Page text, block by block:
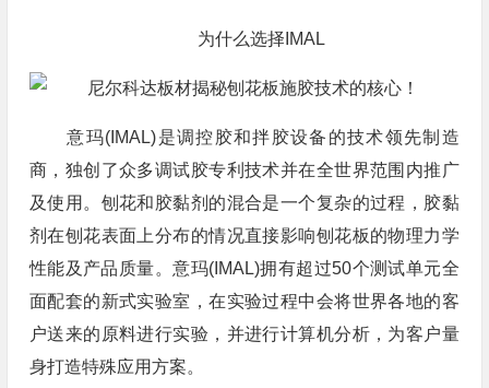
为什么选择IMAL
意玛(IMAL)是调控胶和拌胶设备的技术领先制造
商，独创了众多调试胶专利技术并在全世界范围内推广
及使用。刨花和胶黏剂的混合是一个复杂的过程，胶黏
剂在刨花表面上分布的情况直接影响刨花板的物理力学
性能及产品质量。意玛(IMAL)拥有超过50个测试单元全
面配套的新式实验室，在实验过程中会将世界各地的客
户送来的原料进行实验，并进行计算机分析，为客户量
身打造特殊应用方案。